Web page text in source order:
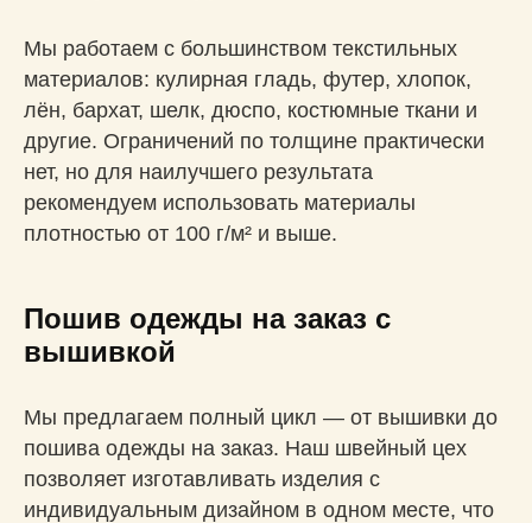
Мы работаем с большинством текстильных
материалов: кулирная гладь, футер, хлопок,
лён, бархат, шелк, дюспо, костюмные ткани и
другие. Ограничений по толщине практически
нет, но для наилучшего результата
рекомендуем использовать материалы
плотностью от 100 г/м² и выше.
Пошив одежды на заказ с
вышивкой
Мы предлагаем полный цикл — от вышивки до
пошива одежды на заказ. Наш швейный цех
позволяет изготавливать изделия с
индивидуальным дизайном в одном месте, что